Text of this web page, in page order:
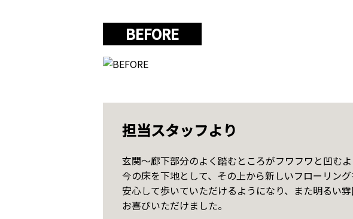
BEFORE
担当スタッフより
玄関～廊下部分のよく踏むところがフワフワと凹む
今の床を下地として、その上から新しいフローリング
安心して歩いていただけるようになり、また明るい
お喜びいただけました。